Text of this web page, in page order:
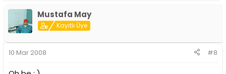
Mustafa May
Kayıtlı Üye
10 Mar 2008 #8